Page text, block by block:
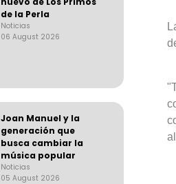
de la Perla
Noticias
06 August 2026
Joan Manuel y la
generación que
busca cambiar la
música popular
Noticias
05 August 2026